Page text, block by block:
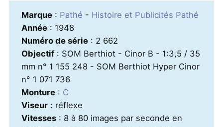
Marque: Pathé - Histoire et Publicités Pathé
Année: 1948
Numéro de série: 2 662
Objectif: SOM Berthiot - Cinor B - 1:3,5 / 35
mm n° 1 155 248 - SOM Berthiot Hyper Cinor
n° 1 071 736
Monture: C
Viseur: réflexe
Vitesses: 8 à 80 images par seconde en